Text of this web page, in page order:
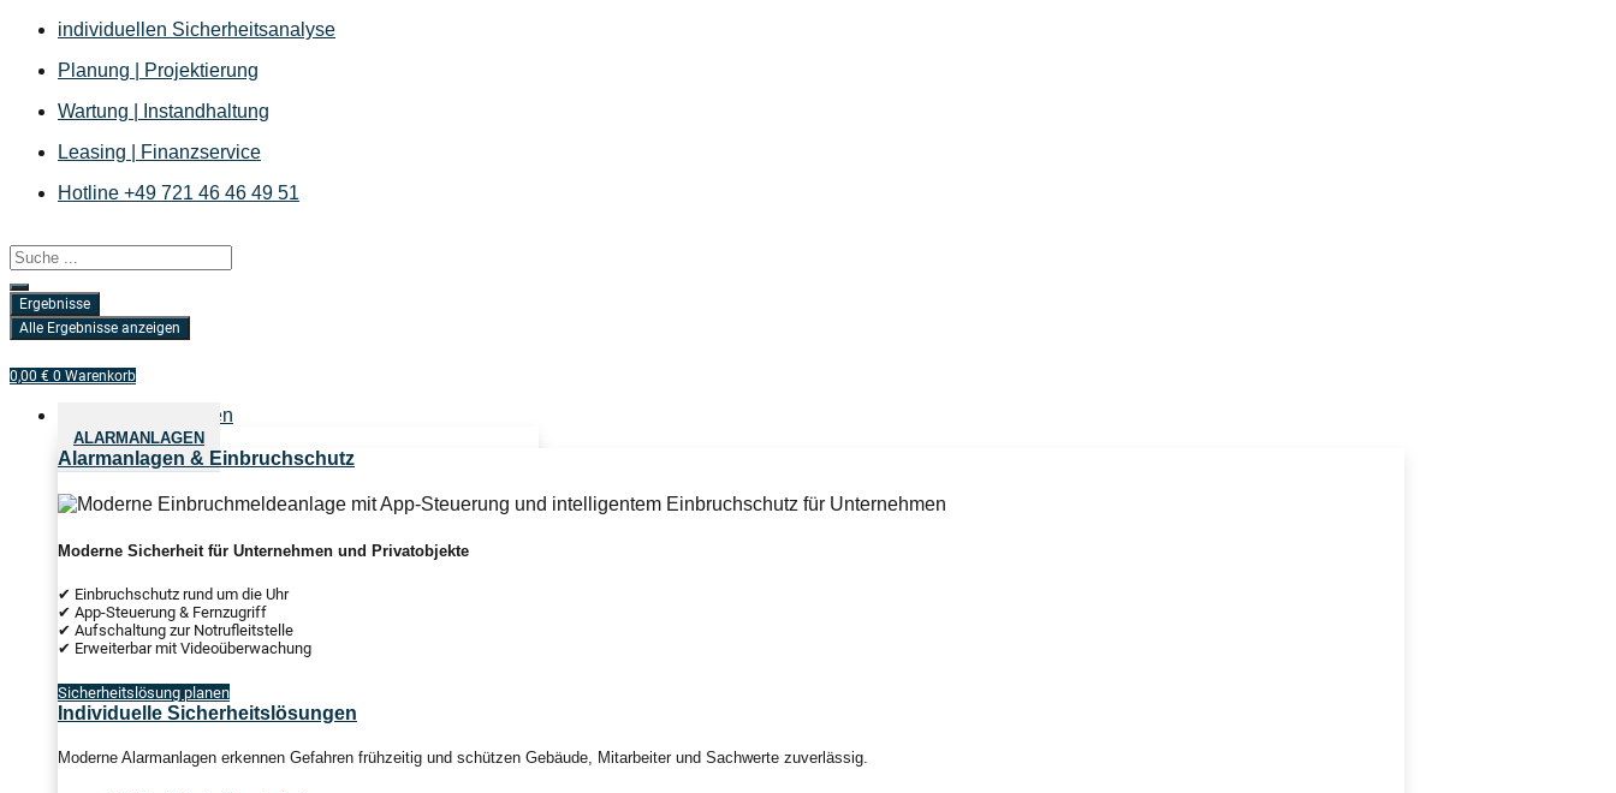
Zum
springen
individuellen Sicherheitsanalyse
Planung | Projektierung
Wartung | Instandhaltung
Leasing | Finanzservice
Hotline +49 721 46 46 49 51
Search
...
Ergebnisse
Alle Ergebnisse anzeigen
0,00 € 0 Warenkorb
Sicherheitslösungen
ALARMANLAGEN
Alarmanlagen & Einbruchschutz
Moderne Sicherheit für Unternehmen und Privatobjekte
✔ Einbruchschutz rund um die Uhr
✔ App-Steuerung & Fernzugriff
✔ Aufschaltung zur Notrufleitstelle
✔ Erweiterbar mit Videoüberwachung
Sicherheitslösung planen
Individuelle Sicherheitslösungen
Moderne Alarmanlagen erkennen Gefahren frühzeitig und schützen Gebäude, Mitarbeiter und Sachwerte zuverlässig.